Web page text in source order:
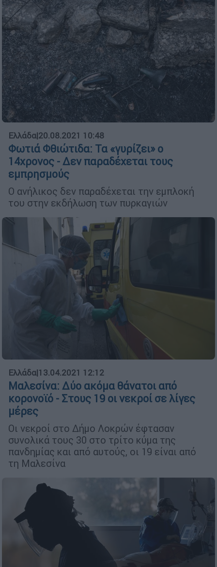
Ελλάδα|20.08.2021 10:48
Φωτιά Φθιώτιδα: Τα «γυρίζει» ο
14χρονος - Δεν παραδέχεται τους
εμπρησμούς
Ο ανήλικος δεν παραδέχεται την εμπλοκή
του στην εκδήλωση των πυρκαγιών
Ελλάδα|13.04.2021 12:12
Μαλεσίνα: Δύο ακόμα θάνατοι από
κορονοϊό - Στους 19 οι νεκροί σε λίγες
μέρες
Οι νεκροί στο Δήμο Λοκρών έφτασαν
συνολικά τους 30 στο τρίτο κύμα της
πανδημίας και από αυτούς, οι 19 είναι από
τη Μαλεσίνα